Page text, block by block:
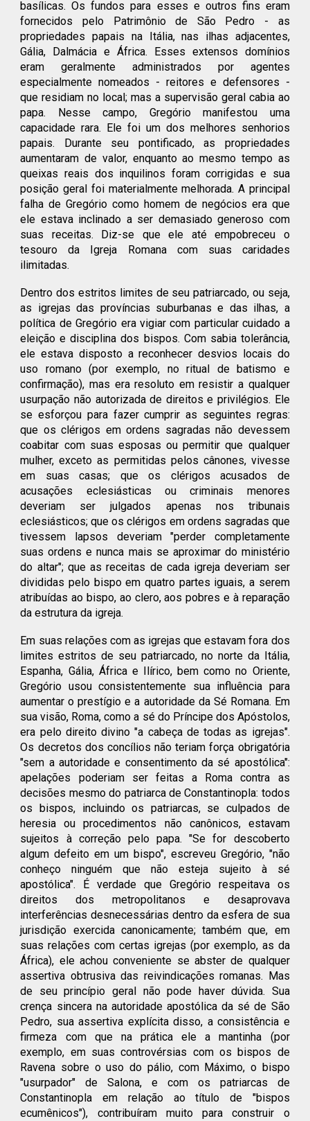
basílicas. Os fundos para esses e outros fins eram
fornecidos pelo Patrimônio de São Pedro - as
propriedades papais na Itália, nas ilhas adjacentes,
Gália, Dalmácia e África. Esses extensos domínios
eram geralmente administrados por agentes
especialmente nomeados - reitores e defensores -
que residiam no local; mas a supervisão geral cabia ao
papa. Nesse campo, Gregório manifestou uma
capacidade rara. Ele foi um dos melhores senhorios
papais. Durante seu pontificado, as propriedades
aumentaram de valor, enquanto ao mesmo tempo as
queixas reais dos inquilinos foram corrigidas e sua
posição geral foi materialmente melhorada. A principal
falha de Gregório como homem de negócios era que
ele estava inclinado a ser demasiado generoso com
suas receitas. Diz-se que ele até empobreceu o
tesouro da Igreja Romana com suas caridades
ilimitadas.
Dentro dos estritos limites de seu patriarcado, ou seja,
as igrejas das províncias suburbanas e das ilhas, a
política de Gregório era vigiar com particular cuidado a
eleição e disciplina dos bispos. Com sabia tolerância,
ele estava disposto a reconhecer desvios locais do
uso romano (por exemplo, no ritual de batismo e
confirmação), mas era resoluto em resistir a qualquer
usurpação não autorizada de direitos e privilégios. Ele
se esforçou para fazer cumprir as seguintes regras:
que os clérigos em ordens sagradas não devessem
coabitar com suas esposas ou permitir que qualquer
mulher, exceto as permitidas pelos cânones, vivesse
em suas casas; que os clérigos acusados de
acusações eclesiásticas ou criminais menores
deveriam ser julgados apenas nos tribunais
eclesiásticos; que os clérigos em ordens sagradas que
tivessem lapsos deveriam "perder completamente
suas ordens e nunca mais se aproximar do ministério
do altar"; que as receitas de cada igreja deveriam ser
divididas pelo bispo em quatro partes iguais, a serem
atribuídas ao bispo, ao clero, aos pobres e à reparação
da estrutura da igreja.
Em suas relações com as igrejas que estavam fora dos
limites estritos de seu patriarcado, no norte da Itália,
Espanha, Gália, África e Ilírico, bem como no Oriente,
Gregório usou consistentemente sua influência para
aumentar o prestígio e a autoridade da Sé Romana. Em
sua visão, Roma, como a sé do Príncipe dos Apóstolos,
era pelo direito divino "a cabeça de todas as igrejas".
Os decretos dos concílios não teriam força obrigatória
"sem a autoridade e consentimento da sé apostólica":
apelações poderiam ser feitas a Roma contra as
decisões mesmo do patriarca de Constantinopla: todos
os bispos, incluindo os patriarcas, se culpados de
heresia ou procedimentos não canônicos, estavam
sujeitos à correção pelo papa. "Se for descoberto
algum defeito em um bispo", escreveu Gregório, "não
conheço ninguém que não esteja sujeito à sé
apostólica". É verdade que Gregório respeitava os
direitos dos metropolitanos e desaprovava
interferências desnecessárias dentro da esfera de sua
jurisdição exercida canonicamente; também que, em
suas relações com certas igrejas (por exemplo, as da
África), ele achou conveniente se abster de qualquer
assertiva obtrusiva das reivindicações romanas. Mas
de seu princípio geral não pode haver dúvida. Sua
crença sincera na autoridade apostólica da sé de São
Pedro, sua assertiva explícita disso, a consistência e
firmeza com que na prática ele a mantinha (por
exemplo, em suas controvérsias com os bispos de
Ravena sobre o uso do pálio, com Máximo, o bispo
"usurpador" de Salona, e com os patriarcas de
Constantinopla em relação ao título de "bispos
ecumênicos"), contribuíram muito para construir o